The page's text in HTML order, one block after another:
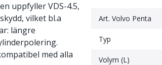
uppfyller VDS-4.5,
vilket bl.a
längre
med alla
Art. Volvo Penta
Typ
Volym (L)